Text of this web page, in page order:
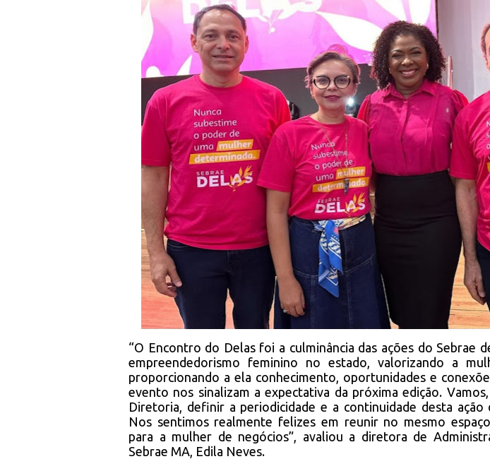
“O Encontro do Delas foi a culminância das ações do Sebrae
empreendedorismo feminino no estado, valorizando a
proporcionando a ela conhecimento, oportunidades e
evento nos sinalizam a expectativa da próxima edição.
Diretoria, definir a periodicidade e a continuidade desta ação
Nos sentimos realmente felizes em reunir no mesmo
para a mulher de negócios”, avaliou a diretora de
Sebrae MA, Edila Neves.